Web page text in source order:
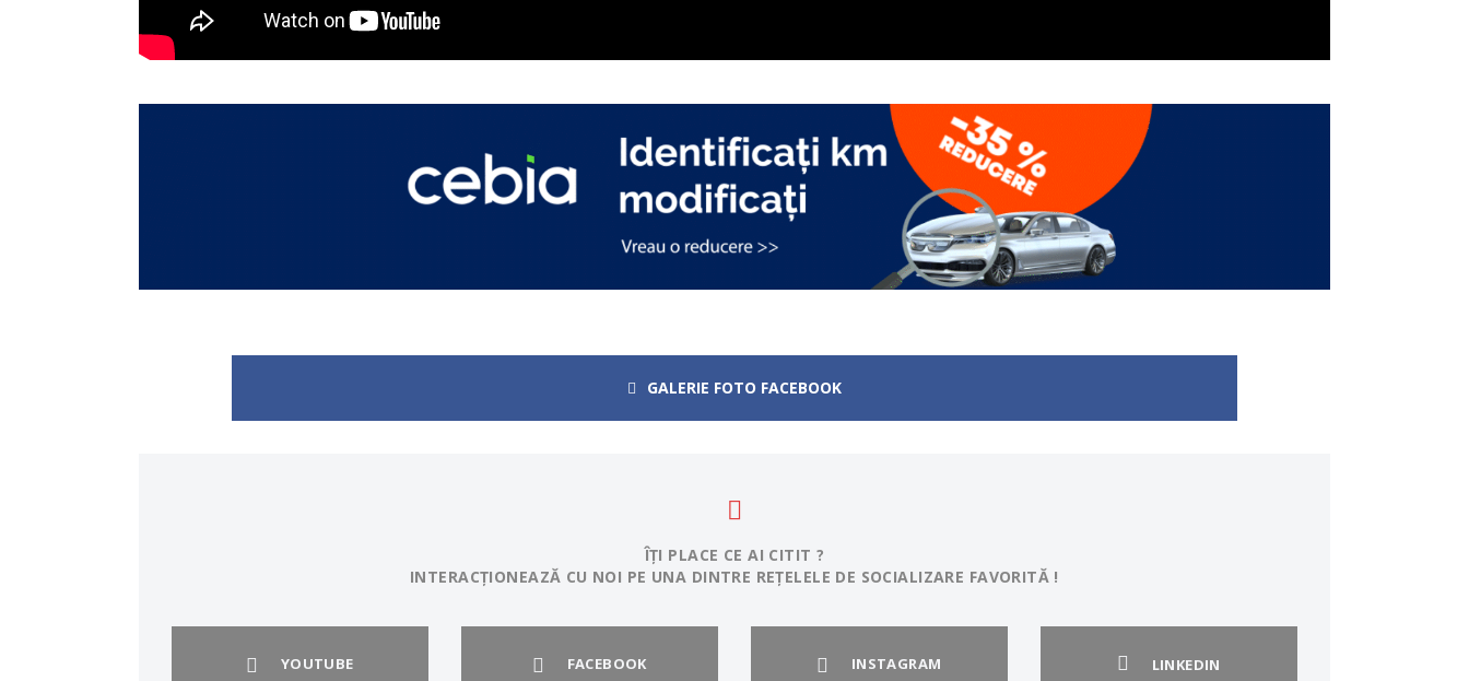
GALERIE FOTO FACEBOOK
ÎȚI PLACE CE AI CITIT ?
INTERACȚIONEAZĂ CU NOI PE UNA DINTRE REȚELELE DE SOCIALIZARE FAVORITĂ !
YOUTUBE FACEBOOK INSTAGRAM LINKEDIN